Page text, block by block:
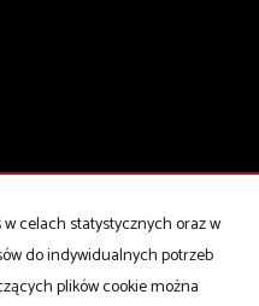
celach statystycznych oraz w
do indywidualnych potrzeb
plików cookie można